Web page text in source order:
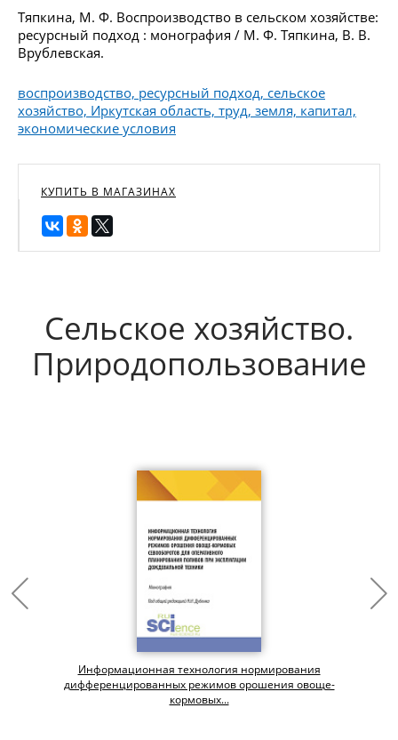
Тяпкина, М. Ф. Воспроизводство в сельском хозяйстве:
ресурсный подход : монография / М. Ф. Тяпкина, В. В.
Врублевская.
воспроизводство, ресурсный подход, сельское
хозяйство, Иркутская область, труд, земля, капитал,
экономические условия
КУПИТЬ В МАГАЗИНАХ
Сельское хозяйство.
Природопользование
Информационная технология нормирования
дифференцированных режимов орошения овоще-
кормовых...